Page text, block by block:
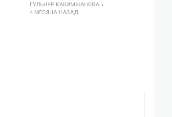
ГУЛЬНУР КАКИМЖАНОВА
4 МЕСЯЦА НАЗАД